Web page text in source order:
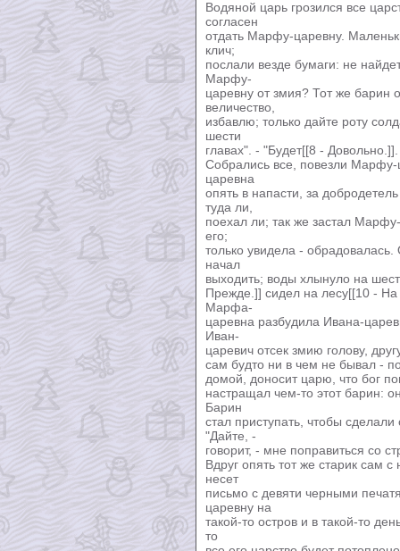
Водяной царь грозился все
согласен
отдать Марфу-царевну.
клич;
послали везде бумаги: не
Марфу-
царевну от змия? Тот же барин
величество,
избавлю; только дайте роту
шести
главах". - "Будет[[8 -
Собрались все, повезли
царевна
опять в напасти, за
туда ли,
поехал ли; так же застал
его;
только увидела -
начал
выходить; воды хлынуло на
Прежде.]] сидел на лесу[[10 -
Марфа-
царевна разбудила Ивана-
Иван-
царевич отсек змию голову,
сам будто ни в чем не бывал -
домой, доносит царю, что бог
настращал чем-то этот барин:
Барин
стал приступать, чтобы
"Дайте, -
говорит, - мне поправиться со
Вдруг опять тот же старик сам
несет
письмо с девяти черными
царевну на
такой-то остров и в такой-то
то